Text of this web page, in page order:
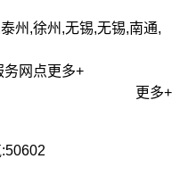
州,徐州,无锡,无锡,南通,
务网点更多+
更多+
50602